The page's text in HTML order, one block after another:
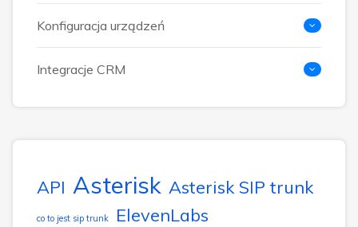
Konfiguracja urządzeń
Integracje CRM
API Asterisk Asterisk SIP trunk
co to jest sip trunk
ElevenLabs